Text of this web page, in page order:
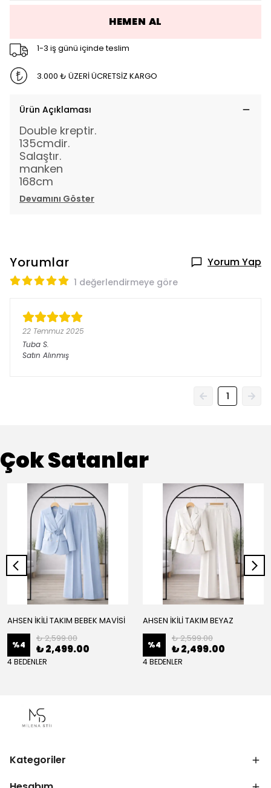
HEMEN AL
1-3 iş günü içinde teslim
3.000 ₺ ÜZERİ ÜCRETSİZ KARGO
Ürün Açıklaması
Double kreptir.
135cmdir.
Salaştır.
manken
168cm
Devamını Göster
Yorumlar Yorum Yap
1 değerlendirmeye göre
22 Temmuz 2025
Tuba S.
Satın Alınmış
1
Çok Satanlar
AHSEN İKİLİ TAKIM BEBEK MAVİSİ
%4
₺ 2,599.00
₺ 2,499.00
4 BEDENLER
AHSEN İKİLİ TAKIM BEYAZ
%4
₺ 2,599.00
₺ 2,499.00
4 BEDENLER
Kategoriler